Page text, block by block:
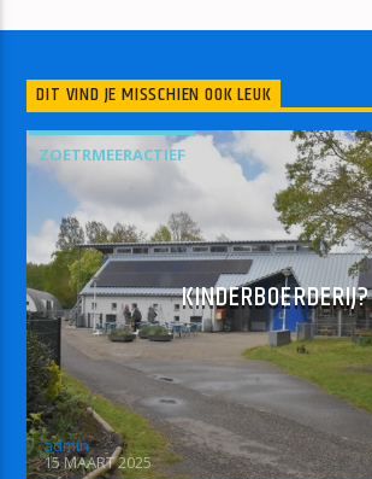
DIT VIND JE MISSCHIEN OOK LEUK
ZOETRMEERACTIEF
KINDERBOERDERIJ?
admin
15 MAART 2025